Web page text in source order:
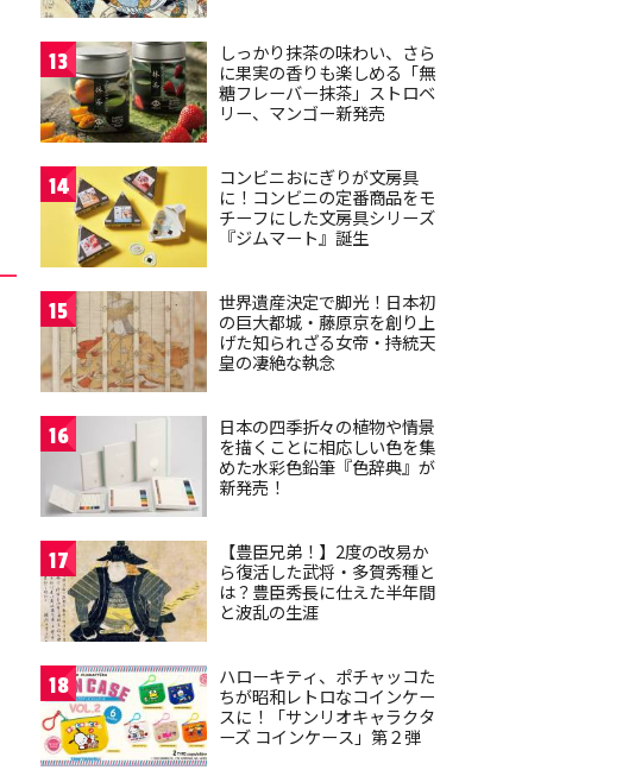
13
しっかり抹茶の味わい、さら
に果実の香りも楽しめる「無
糖フレーバー抹茶」ストロベ
リー、マンゴー新発売
14
コンビニおにぎりが文房具
に！コンビニの定番商品をモ
チーフにした文房具シリーズ
『ジムマート』誕生
15
世界遺産決定で脚光！日本初
の巨大都城・藤原京を創り上
げた知られざる女帝・持統天
皇の凄絶な執念
16
日本の四季折々の植物や情景
を描くことに相応しい色を集
めた水彩色鉛筆『色辞典』が
新発売！
17
【豊臣兄弟！】2度の改易か
ら復活した武将・多賀秀種と
は？豊臣秀長に仕えた半年間
と波乱の生涯
18
ハローキティ、ポチャッコた
ちが昭和レトロなコインケー
スに！「サンリオキャラクタ
ーズ コインケース」第２弾